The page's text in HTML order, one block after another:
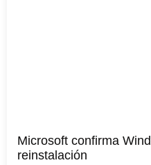
Microsoft confirma
reinstalación